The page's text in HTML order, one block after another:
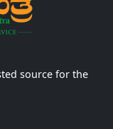
source for the